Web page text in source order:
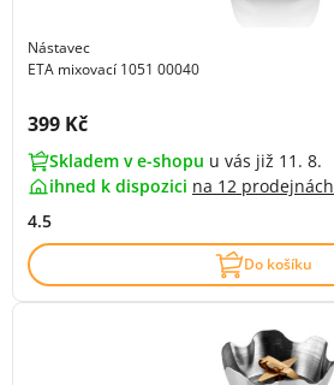
Nástavec
ETA mixovací 1051 00040
Cena s DPH:
399 Kč
Skladem v e-shopu u vás již 11. 8.
ihned k dispozici na 12 prodejnách
4.5
Do košíku